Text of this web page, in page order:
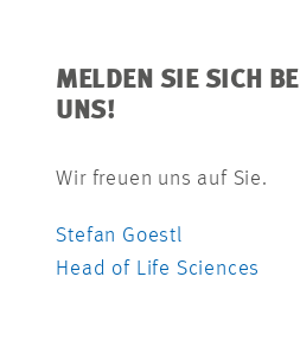
MELDEN SIE SICH BEI
UNS!
Wir freuen uns auf Sie.
Stefan Goestl
Head of Life Sciences